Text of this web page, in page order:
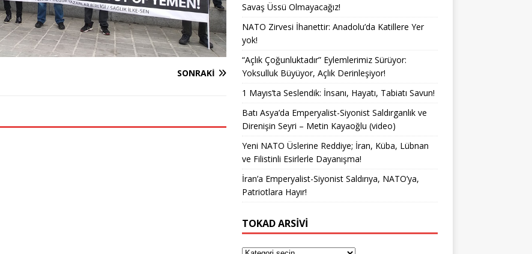
SONRAKI
Savaş Üssü Olmayacağız!
NATO Zirvesi İhanettir: Anadolu’da Katillere Yer
yok!
“Açlık Çoğunluktadır” Eylemlerimiz Sürüyor:
Yoksulluk Büyüyor, Açlık Derinleşiyor!
1 Mayıs’ta Seslendik: İnsanı, Hayatı, Tabiatı Savun!
Batı Asya’da Emperyalist-Siyonist Saldırganlık ve
Direnişin Seyri – Metin Kayaoğlu (video)
Yeni NATO Üslerine Reddiye; İran, Küba, Lübnan
ve Filistinli Esirlerle Dayanışma!
İran’a Emperyalist-Siyonist Saldırıya, NATO’ya,
Patriotlara Hayır!
TOKAD ARSIVI